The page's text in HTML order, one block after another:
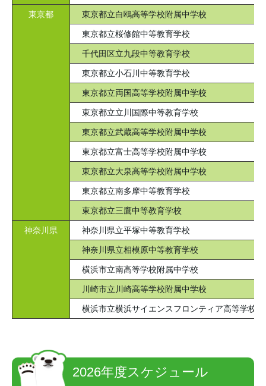
東京都 東京都立白鴎高等学校附属中学校
東京都立桜修館中等教育学校
千代田区立九段中等教育学校
東京都立小石川中等教育学校
東京都立両国高等学校附属中学校
東京都立立川国際中等教育学校
東京都立武蔵高等学校附属中学校
東京都立富士高等学校附属中学校
東京都立大泉高等学校附属中学校
東京都立南多摩中等教育学校
東京都立三鷹中等教育学校
神奈川県 神奈川県立平塚中等教育学校
神奈川県立相模原中等教育学校
横浜市立南高等学校附属中学校
川崎市立川崎高等学校附属中学校
横浜市立横浜サイエンスフロンティア高等学校
2026年度スケジュール